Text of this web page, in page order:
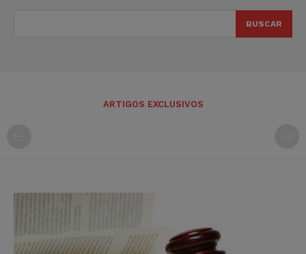
BUSCAR
ARTIGOS EXCLUSIVOS